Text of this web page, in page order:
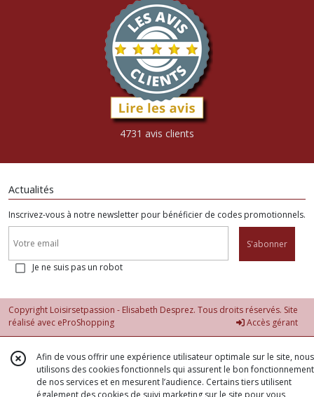
4731 avis clients
Actualités
Inscrivez-vous à notre newsletter pour bénéficier de codes promotionnels.
S'abonner
Je ne suis pas un robot
Copyright Loisirsetpassion - Elisabeth Desprez. Tous droits réservés. Site
réalisé avec eProShopping Accès gérant
Afin de vous offrir une expérience utilisateur optimale sur le site, nous
utilisons des cookies fonctionnels qui assurent le bon fonctionnement
de nos services et en mesurent l’audience. Certains tiers utilisent
également des cookies de suivi marketing sur le site pour vous